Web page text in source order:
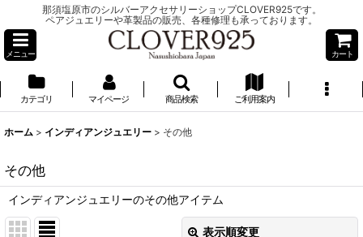
那須塩原市のシルバーアクセサリーショップCLOVER925です。
ペアジュエリーや革製品の販売、各種修理も承っております。
メニュー カート
カテゴリ マイページ 商品検索 ご利用案内
ホーム > インディアンジュエリー > その他
その他
インディアンジュエリーのその他アイテム
表示順変更